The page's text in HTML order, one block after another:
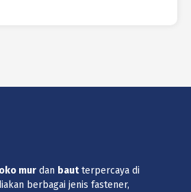
mur dan bautterpercaya di
berbagai jenis fastener,